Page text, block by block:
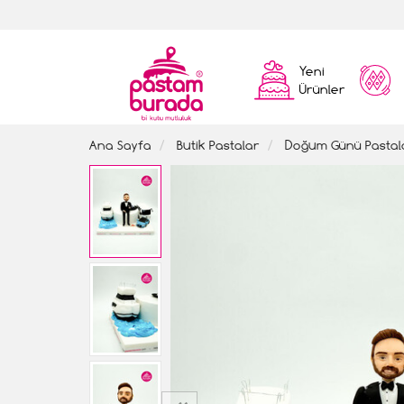
Yeni
Ürünler
Ana Sayfa Butik Pastalar Doğum Günü